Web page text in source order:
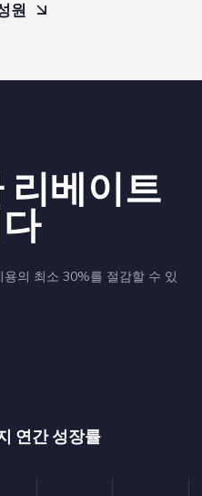
원
리베이트
의 최소 30%를 절감할 수 있
연간 성장률